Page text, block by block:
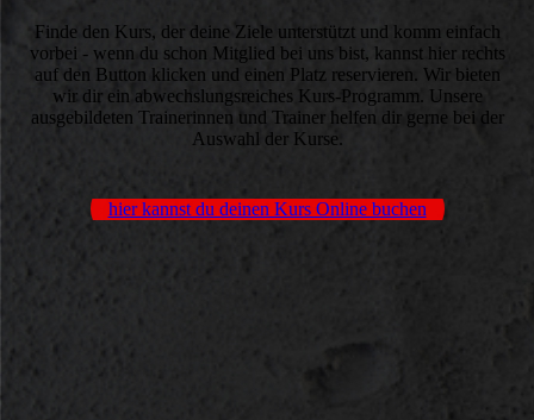
Finde den Kurs, der deine Ziele unterstützt und komm einfach
vorbei - wenn du schon Mitglied bei uns bist, kannst hier rechts
auf den Button klicken und einen Platz reservieren. Wir bieten
wir dir ein abwechslungsreiches Kurs-Programm. Unsere
ausgebildeten Trainerinnen und Trainer helfen dir gerne bei der
Auswahl der Kurse.
hier kannst du deinen Kurs Online buchen